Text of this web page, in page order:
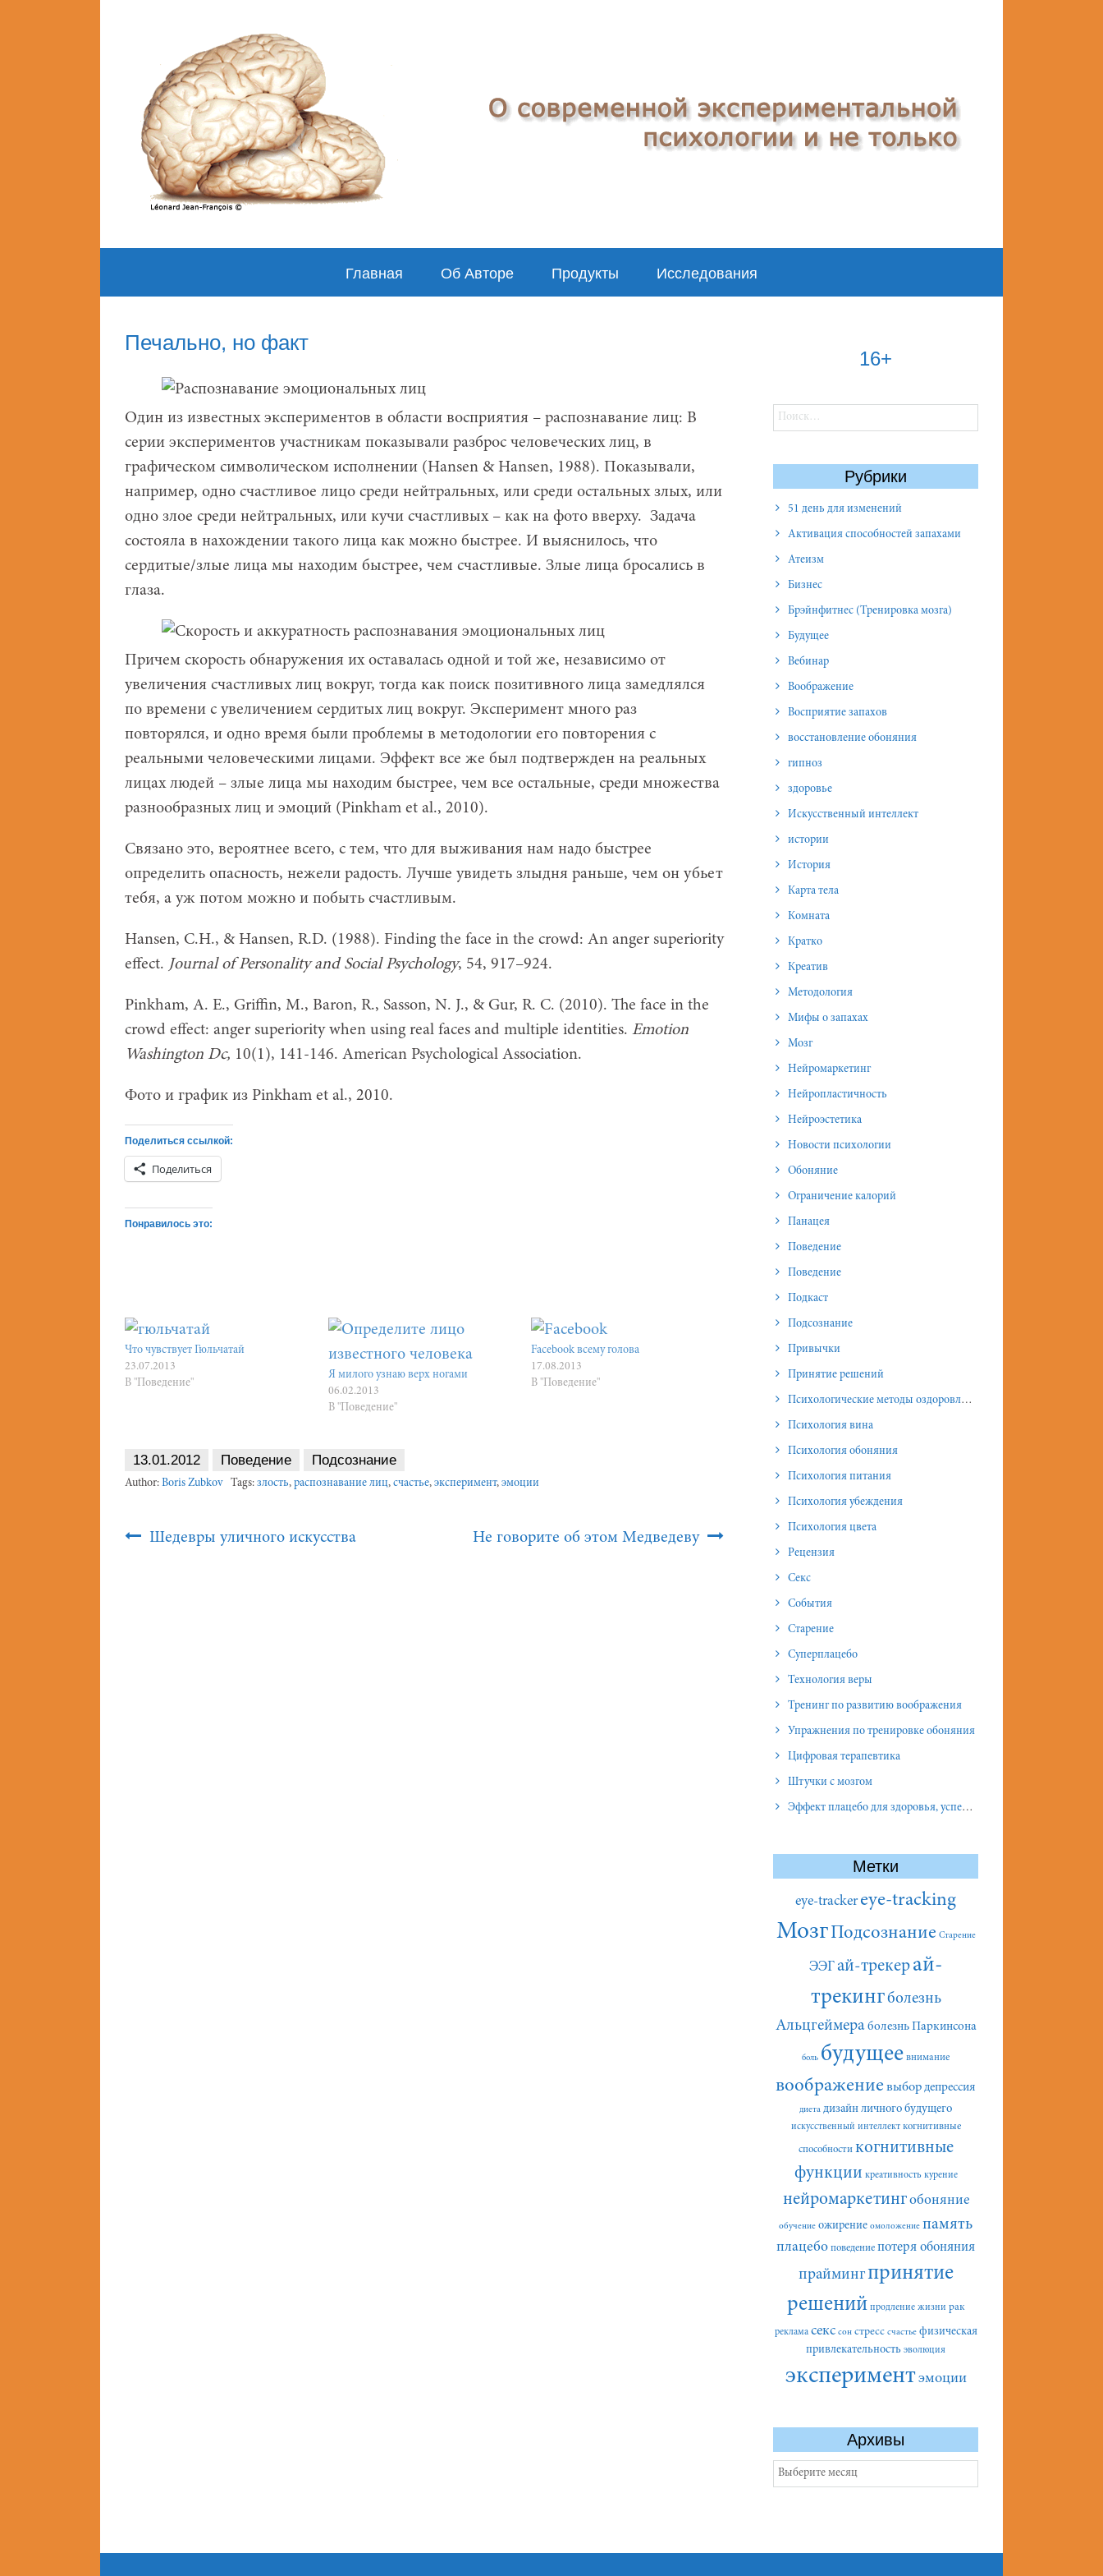
Главная Об Авторе Продукты Исследования
Печально, но факт
Один из известных экспериментов в области восприятия – распознавание лиц: В
серии экспериментов участникам показывали разброс человеческих лиц, в
графическом символическом исполнении (Hansen & Hansen, 1988). Показывали,
например, одно счастливое лицо среди нейтральных, или среди остальных злых, или
одно злое среди нейтральных, или кучи счастливых – как на фото вверху. Задача
состояла в нахождении такого лица как можно быстрее. И выяснилось, что
сердитые/злые лица мы находим быстрее, чем счастливые. Злые лица бросались в
глаза.
Причем скорость обнаружения их оставалась одной и той же, независимо от
увеличения счастливых лиц вокруг, тогда как поиск позитивного лица замедлялся
по времени с увеличением сердитых лиц вокруг. Эксперимент много раз
повторялся, и одно время были проблемы в методологии его повторения с
реальными человеческими лицами. Эффект все же был подтвержден на реальных
лицах людей – злые лица мы находим быстрее, чем все остальные, среди множества
разнообразных лиц и эмоций (Pinkham et al., 2010).
Связано это, вероятнее всего, с тем, что для выживания нам надо быстрее
определить опасность, нежели радость. Лучше увидеть злыдня раньше, чем он убьет
тебя, а уж потом можно и побыть счастливым.
Hansen, C.H., & Hansen, R.D. (1988). Finding the face in the crowd: An anger superiority
effect. Journal of Personality and Social Psychology, 54, 917–924.
Pinkham, A. E., Griffin, M., Baron, R., Sasson, N. J., & Gur, R. C. (2010). The face in the
crowd effect: anger superiority when using real faces and multiple identities. Emotion
Washington Dc, 10(1), 141-146. American Psychological Association.
Фото и график из Pinkham et al., 2010.
Поделиться ссылкой:
Поделиться
Понравилось это:
Что чувствует Гюльчатай
23.07.2013
В "Поведение"
Я милого узнаю верх ногами
06.02.2013
В "Поведение"
Facebook всему голова
17.08.2013
В "Поведение"
13.01.2012 Поведение Подсознание
Author: Boris Zubkov Tags: злость, распознавание лиц, счастье, эксперимент, эмоции
PostШедевры уличного искусства Не говорите об этом Медведеву
16+
Найти:
Рубрики
51 день для изменений
Активация способностей запахами
Атеизм
Бизнес
Брэйнфитнес (Тренировка мозга)
Будущее
Вебинар
Воображение
Восприятие запахов
восстановление обоняния
гипноз
здоровье
Искусственный интеллект
истории
История
Карта тела
Комната
Кратко
Креатив
Методология
Мифы о запахах
Мозг
Нейромаркетинг
Нейропластичность
Нейроэстетика
Новости психологии
Обоняние
Ограничение калорий
Панацея
Поведение
Поведение
Подкаст
Подсознание
Привычки
Принятие решений
Психологические методы оздоровления и омоложения
Психология вина
Психология обоняния
Психология питания
Психология убеждения
Психология цвета
Рецензия
Секс
События
Старение
Суперплацебо
Технология веры
Тренинг по развитию воображения
Упражнения по тренировке обоняния
Цифровая терапевтика
Штучки с мозгом
Эффект плацебо для здоровья, успеха и отношений
Метки
eye-tracker eye-tracking
МозгПодсознание Старение
ЭЭГай-трекерай-
трекингболезнь
Альцгеймера болезнь Паркинсона
боль будущее внимание
воображение выбор депрессия
диета дизайн личного будущего
искусственный интеллект когнитивные
способности когнитивные
функции креативность курение
нейромаркетингобоняние
обучение ожирение омоложение память
плацебо поведение потеря обоняния
праймингпринятие
решений продление жизни рак
реклама секс сон стресс счастье физическая
привлекательность эволюция
экспериментэмоции
Архивы
Архивы